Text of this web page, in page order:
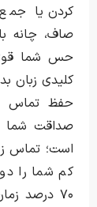
کردن یا
صاف، چانه
حس شما
کلیدی زبان
حفظ تماس
صداقت شما
است؛ تماس
۷۰ درصد